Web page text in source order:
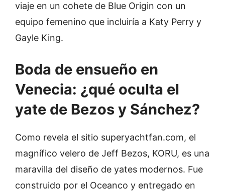
viaje en un cohete de Blue Origin con un
equipo femenino que incluiría a Katy Perry y
Gayle King.
Boda de ensueño en
Venecia: ¿qué oculta el
yate de Bezos y Sánchez?
Como revela el sitio superyachtfan.com, el
magnífico velero de Jeff Bezos, KORU, es una
maravilla del diseño de yates modernos. Fue
construido por el Oceanco y entregado en